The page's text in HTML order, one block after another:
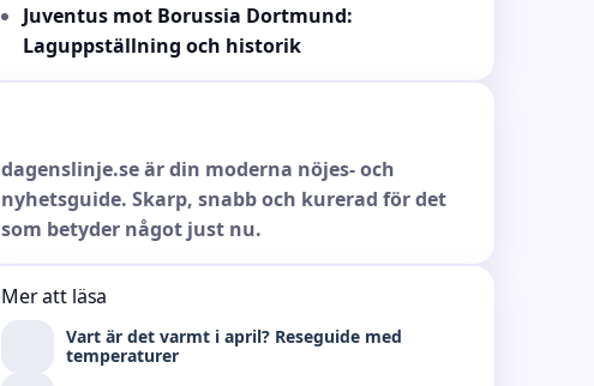
Juventus mot Borussia Dortmund:
Laguppställning och historik
dagenslinje.se är din moderna nöjes- och
nyhetsguide. Skarp, snabb och kurerad för det
som betyder något just nu.
Mer att läsa
Vart är det varmt i april? Reseguide med
temperaturer